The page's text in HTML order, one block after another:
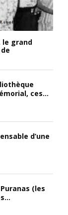
le grand
ces...
d’une
(les